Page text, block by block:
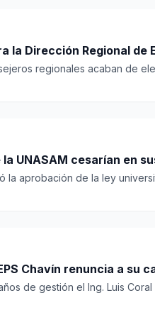
la Dirección Regional de
regionales acaban de
UNASAM cesarían en
la aprobación de la ley
Chavín renuncia a su
de gestión el Ing. Luis